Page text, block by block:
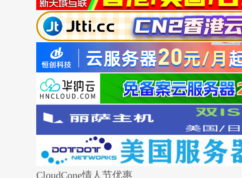
CloudCone情人节优惠